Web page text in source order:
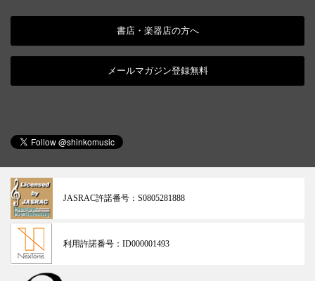
書店・楽器店の方へ
メールマガジン登録無料
JASRAC許諾番号： S0805281888
利用許諾番号： ID000001493